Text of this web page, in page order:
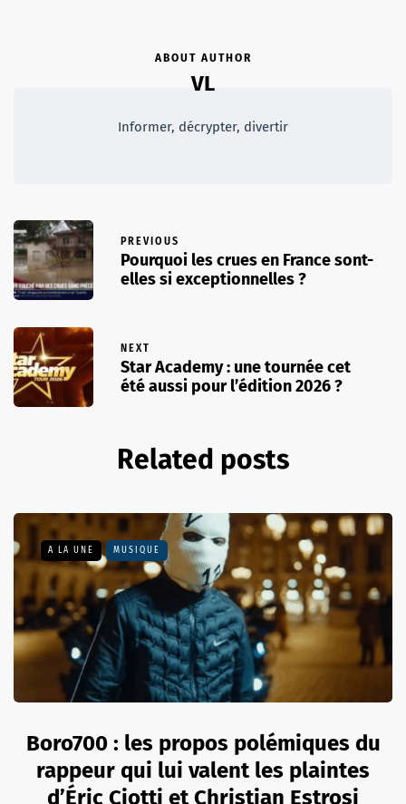
ABOUT AUTHOR
VL
Informer, décrypter, divertir
PREVIOUS
Pourquoi les crues en France sont-
elles si exceptionnelles ?
NEXT
Star Academy : une tournée cet
été aussi pour l’édition 2026 ?
Related posts
A LA UNE MUSIQUE
Boro700 : les propos polémiques du
rappeur qui lui valent les plaintes
d’Éric Ciotti et Christian Estrosi